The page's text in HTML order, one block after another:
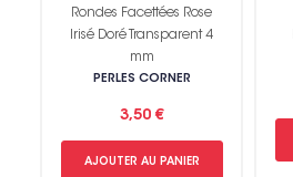
Rondes Facettées Rose
Irisé Doré Transparent 4
mm
PERLES CORNER
3,50 €
AJOUTER AU PANIER